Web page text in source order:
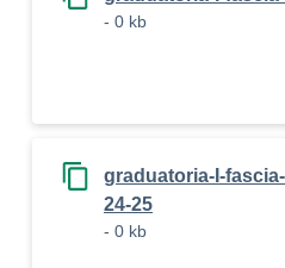
- 0 kb
graduatoria-I-
24-25
- 0 kb